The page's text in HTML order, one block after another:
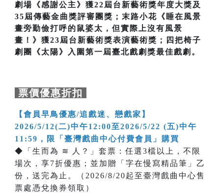
劇場《感謝公主》獲22屆台新藝術獎年度大獎及
35屆傳藝金曲獎評審團獎；末路小花《睡在風景
畫旁勤儉打呼的鼠婆太，但實際上沒有風景
畫！》獲23屆台新藝術獎表演藝術獎；四把椅子
劇團《太陽》入圍第一屆臺北戲劇獎最佳戲劇。
票價優惠折扣
【會員早鳥優惠/追戲迷、戀戲家】
2026/5/12(二)中午12:00至2026/5/22 (五)中午
11:59，限「臺灣戲曲中心付費會員」購買
◆「生而為 ≋ 人？」套票：任選3檔以上，不限
場次，享7折優惠；並加贈「字在慢寫精品筆」乙
份，送完為止。（2026/8/20起至臺灣戲曲中心售
票處憑兌換券領取）